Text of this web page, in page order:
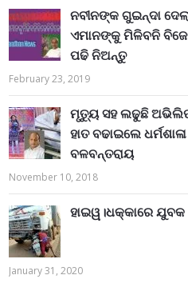
ନବୀନଙ୍କ ଗୁଇନ୍ଦା
ଏମାନଙ୍କୁ ମିଳିବନି
ପଢି ନିଅନ୍ତୁ
February 23, 2019
ମୃତ୍ୟୁ ସହ ଲଢୁଛି
ହାତ ବଢାଇଲେ
ବଳବନ୍ତରାୟ
November 10, 2018
ହାଇୱ।ଧକ୍କାରେ
January 31, 2020